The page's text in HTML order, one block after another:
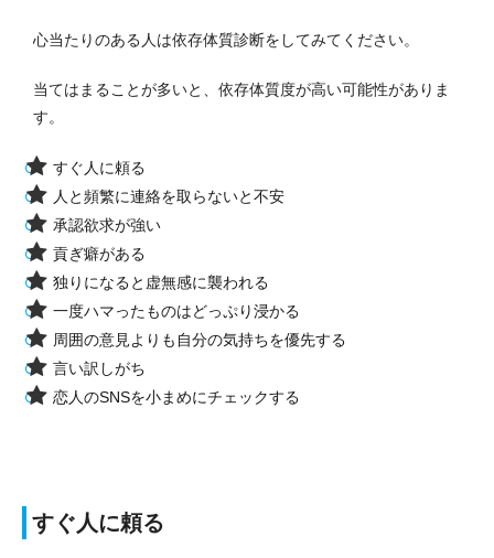
心当たりのある人は依存体質診断をしてみてください。
当てはまることが多いと、依存体質度が高い可能性がありま
す。
すぐ人に頼る
人と頻繁に連絡を取らないと不安
承認欲求が強い
貢ぎ癖がある
独りになると虚無感に襲われる
一度ハマったものはどっぷり浸かる
周囲の意見よりも自分の気持ちを優先する
言い訳しがち
恋人のSNSを小まめにチェックする
すぐ人に頼る